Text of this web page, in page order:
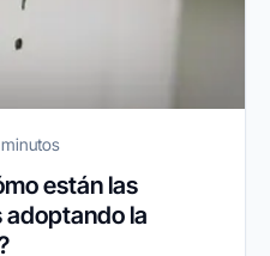
minutos
están las
adoptando la